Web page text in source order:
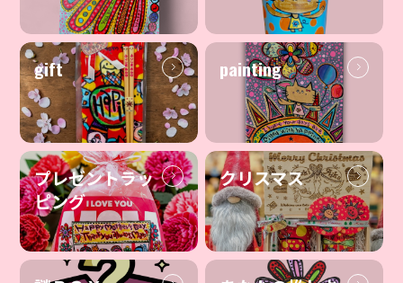
gift painting
プレゼントラッ
ピング
クリスマス